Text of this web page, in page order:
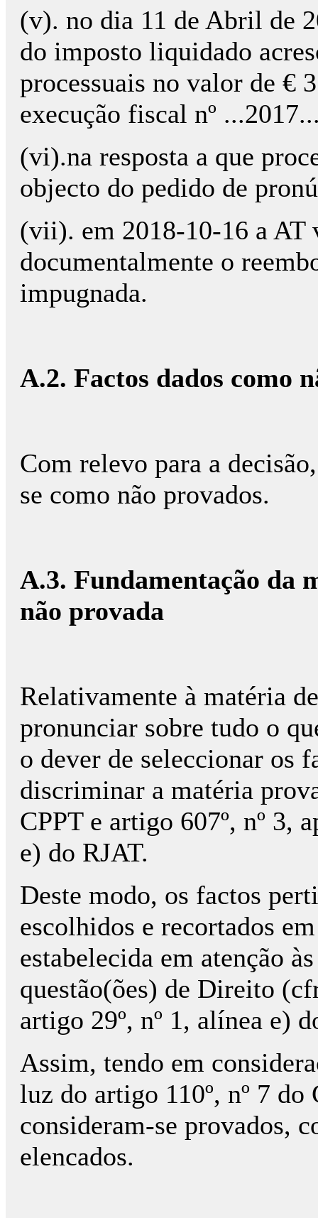
(v). no dia 11 de Abril de
do imposto liquidado
processuais no valor de €
execução fiscal nº
(vi).na resposta a que
objecto do pedido de
(vii). em 2018-10-16 a AT
documentalmente o
impugnada.
A.2. Factos dados como
Com relevo para a
se como não provados.
A.3. Fundamentação da
não provada
Relativamente à matéria
pronunciar sobre tudo o
o dever de seleccionar os
discriminar a matéria
CPPT e artigo 607º, nº 3,
e) do RJAT.
Deste modo, os factos
escolhidos e recortados
estabelecida em atenção
questão(ões) de Direito
artigo 29º, nº 1, alínea e)
Assim, tendo em
luz do artigo 110º, nº 7 do
consideram-se provados,
elencados.